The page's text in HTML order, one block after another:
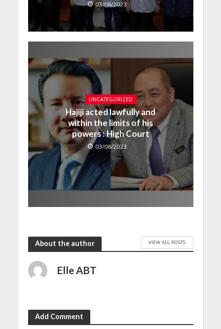
03/08/2023
UNCATEGORIZED
Hajiji acted lawfully and
within the limits of his
powers : High Court
03/08/2023
About the author VIEW ALL POSTS
Elle ABT
Add Comment